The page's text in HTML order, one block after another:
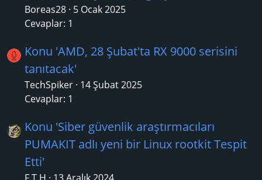
Boreas28 5 Ocak 2025
Cevaplar: 1
Konu 'AMD, 28 Şubat'ta RX 9000 serisini
tanıtacak'
TechSpiker 14 Şubat 2025
Cevaplar: 1
Konu 'Siber güvenlik araştırmacıları
PUMAKIT adlı yeni bir Linux rootkit Tespit
Etti'